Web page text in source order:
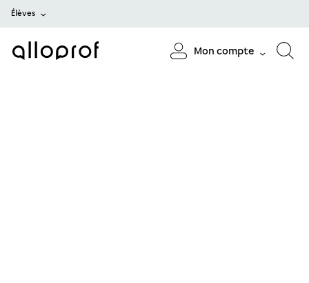
Élèves
Mon compte